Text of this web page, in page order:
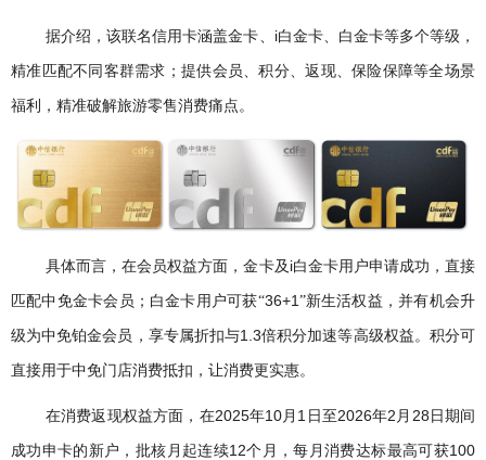
据介绍，该联名信用卡涵盖金卡、 i白金卡、白金卡等多个等级，
精准匹配不同客群需求；提供会员、积分、返现、保险保障等全场景
福利，精准破解旅游零售消费痛点。
具体而言，在会员权益方面，金卡及 i白金卡用户申请成功，直接
匹配中免金卡会员；白金卡用户可获“36+1 ”新生活权益，并有机会升
级为中免铂金会员，享专属折扣与1.3倍积分加速等高级权益。积分可
直接用于中免门店消费抵扣，让消费更实惠。
在消费返现权益方面，在2025年10 月 1 日至2026年2 月 28 日期间
成功申卡的新户，批核月起连续12个月，每月消费达标最高可获100